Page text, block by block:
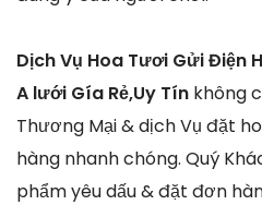
Dịch Vụ Hoa Tươi Gửi Điện
A lưới Gía Rẻ,Uy Tín không
Thương Mại & dịch Vụ đặt
hàng nhanh chóng. Quý
phẩm yêu dấu & đặt đơn